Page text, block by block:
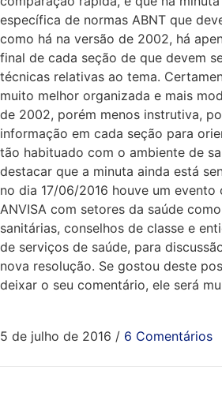
específica de normas ABNT que
como há na versão de 2002, há
final de cada seção de que devem
técnicas relativas ao tema.
muito melhor organizada e mais
de 2002, porém menos instrutiva,
informação em cada seção para
tão habituado com o ambiente de
destacar que a minuta ainda está
no dia 17/06/2016 houve um evento
ANVISA com setores da saúde
sanitárias, conselhos de classe e
de serviços de saúde, para
nova resolução. Se gostou deste
deixar o seu comentário, ele será
5 de julho de 2016 / 6 Comentários